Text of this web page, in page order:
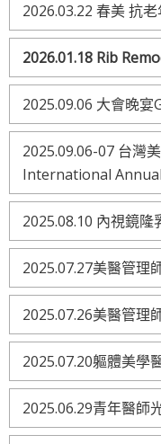
2026.03.22 春美 抗
2026.01.18 Rib
2025.09.06 大會晚
2025.09.06-07 台灣
International
2025.08.10 內視鏡
2025.07.27美醫管理
2025.07.26美醫管理
2025.07.20軀體美學
2025.06.29青年醫師